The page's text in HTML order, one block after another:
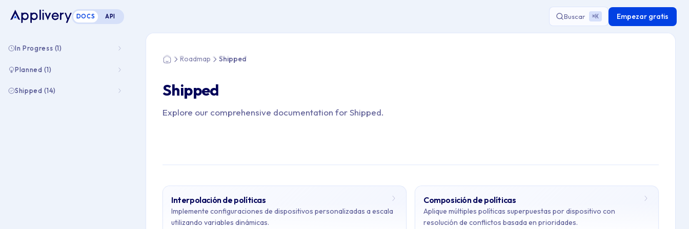
DOCS API
In Progress (1)
Planned (1)
Shipped (14)
Buscar ⌘K Empezar gratis
HomeRoadmap Shipped
Shipped
Explore our comprehensive documentation for Shipped.
Archive Contents: Shipped
Interpolación de políticas
Implemente configuraciones de dispositivos personalizadas a escala
utilizando variables dinámicas.
Composición de políticas
Aplique múltiples políticas superpuestas por dispositivo con
resolución de conflictos basada en prioridades.